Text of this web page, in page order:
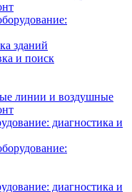
зданий
и поиск
линии и воздушные
диагностика и
диагностика и